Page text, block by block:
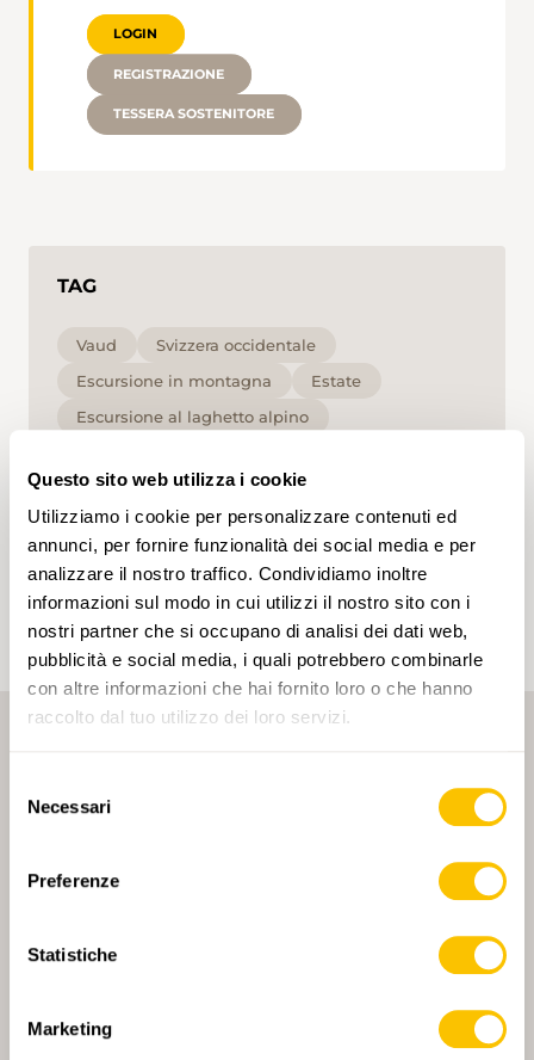
Questo sito web utilizza i cookie
Utilizziamo i cookie per personalizzare contenuti ed
annunci, per fornire funzionalità dei social media e per
analizzare il nostro traffico. Condividiamo inoltre
informazioni sul modo in cui utilizzi il nostro sito con i
nostri partner che si occupano di analisi dei dati web,
pubblicità e social media, i quali potrebbero combinarle
con altre informazioni che hai fornito loro o che hanno
raccolto dal tuo utilizzo dei loro servizi.
delNecessari
Preferenze
Statistiche
Marketing
LOGIN
REGISTRAZIONE
TESSERA SOSTENITORE
TAG
Vaud
Svizzera occidentale
Escursione in montagna
Estate
Escursione al laghetto alpino
Cliccando su un tag, puoi aggiungerlo al tuo
account e ottenere contenuti personalizzati in base
ai tuoi interessi. I tag possono essere salvati solo in
un account.
PARTNER PRINCIPALE E PARTNER DI TRASPORTO